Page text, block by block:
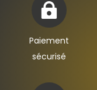

Paiement
sécurisé